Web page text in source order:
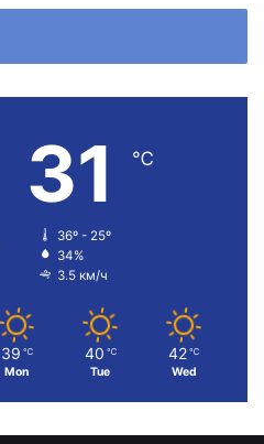
31 ℃
36º - 25º
34%
3.5 км/ч
39 ℃
Mon
40 ℃
Tue
42 ℃
Wed